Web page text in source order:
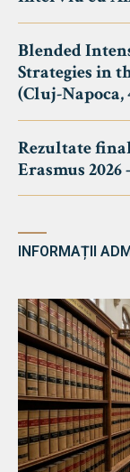
Blended
Strategies in
(Cluj-Napoca,
Rezultate
Erasmus 2026
INFORMAȚII